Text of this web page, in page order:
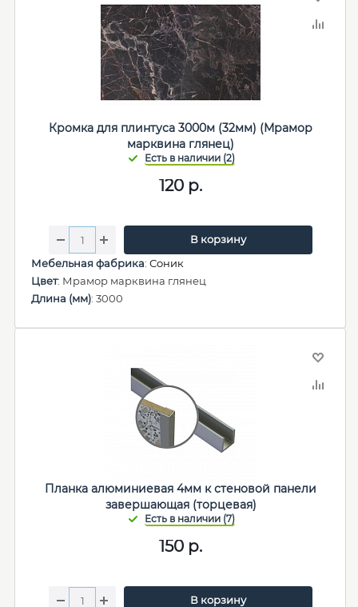
Кромка для плинтуса 3000м (32мм) (Мрамор
марквина глянец)
120 р.
В корзину
Мебельная фабрика: Соник
Цвет: Мрамор марквина глянец
Длина (мм): 3000
Планка алюминиевая 4мм к стеновой панели
завершающая (торцевая)
150 р.
В корзину